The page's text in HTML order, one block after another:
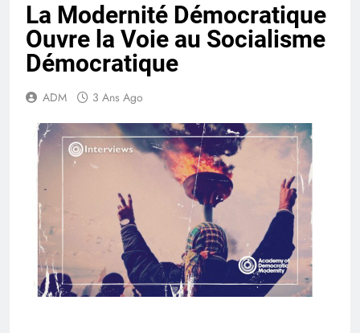
La Modernité Démocratique
Ouvre la Voie au Socialisme
Démocratique
ADM 3 Ans Ago